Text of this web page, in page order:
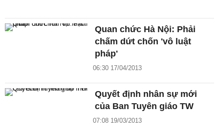
Quan chức Hà Nội: Phải
chấm dứt chốn 'vô luật
pháp'
06:30 17/04/2013
Quyết định nhân sự mới
của Ban Tuyên giáo TW
07:08 19/03/2013